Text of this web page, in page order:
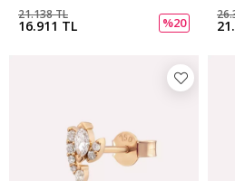
16.911 TL
21.138 TL
%20